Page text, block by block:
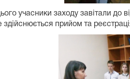
учасники заходу завітали до
здійснюється прийом та